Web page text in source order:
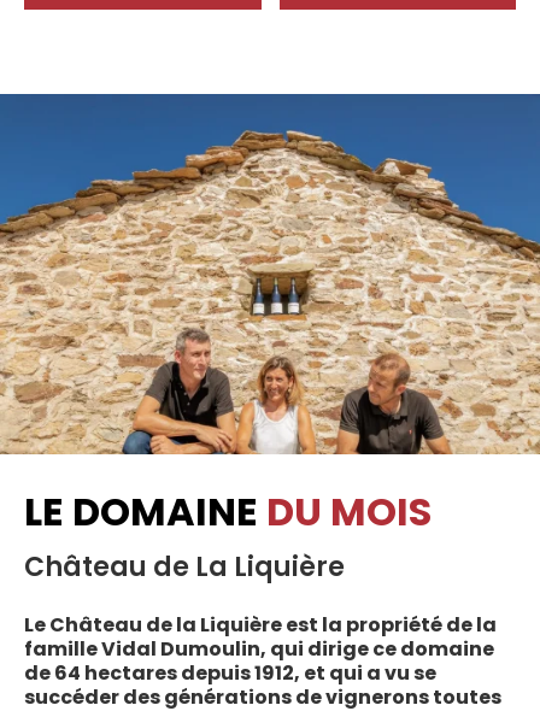
LE DOMAINE DU MOIS
Château de La Liquière
Le Château de la Liquière est la propriété de la
famille Vidal Dumoulin, qui dirige ce domaine
de 64 hectares depuis 1912, et qui a vu se
succéder des générations de vignerons toutes